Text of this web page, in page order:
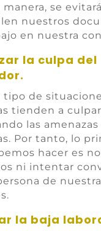
manera, se
nuestros
en nuestra
la culpa del
tipo de
tienden a
las amenazas
Por tanto, lo
hacer es no
ni intentar
de
la baja